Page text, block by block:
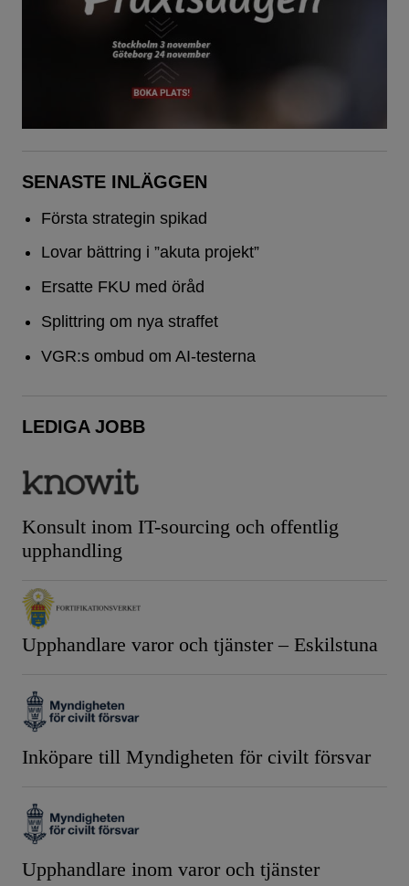
SENASTE INLÄGGEN
Första strategin spikad
Lovar bättring i ”akuta projekt”
Ersatte FKU med öråd
Splittring om nya straffet
VGR:s ombud om AI-testerna
LEDIGA JOBB
Konsult inom IT-sourcing och offentlig
upphandling
Upphandlare varor och tjänster – Eskilstuna
Inköpare till Myndigheten för civilt försvar
Upphandlare inom varor och tjänster